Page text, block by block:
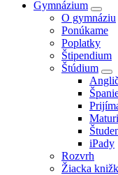
Gymnázium
O gymnáziu
Ponúkame
Poplatky
Štipendium
Štúdium
iPady
Rozvrh
Žiacka